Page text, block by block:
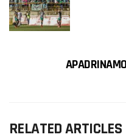
RELATED ARTICLES